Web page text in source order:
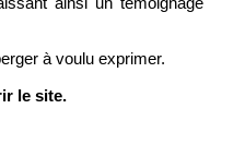
à voulu exprimer.
le site.